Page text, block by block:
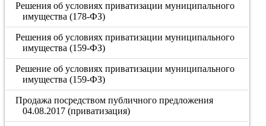
Решения об условиях приватизации муниципального
имущества (178-ФЗ)
Решения об условиях приватизации муниципального
имущества (159-ФЗ)
Решение об условиях приватизации муниципального
имущества (159-ФЗ)
Продажа посредством публичного предложения
04.08.2017 (приватизация)